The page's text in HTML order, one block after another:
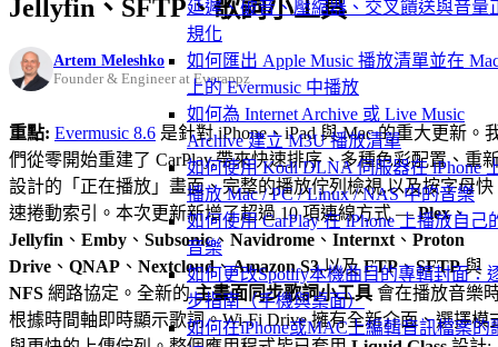
延遲、破音、壓縮器、交叉饋送與音量
規化
如何匯出 Apple Music 播放清單並在
上的 Evermusic 中播放
如何為 Internet Archive 或 Live Music
Archive 建立 M3U 播放清單
如何使用 Kodi DLNA 伺服器在 iPhone
播放 Mac / PC / Linux / NAS 中的音樂
如何使用 CarPlay 在 iPhone 上播放自己
音樂
如何更改Spotify本機曲目的專輯封面：
步指南（手機與桌面）
如何在iPhone或MAC上編輯音訊檔案的
Jellyfin、SFTP、歌詞小工具
Artem Meleshko
Founder & Engineer at Everappz
重點: Evermusic 8.6 是針對 iPhone、iPad 與 Mac 的重大更新。
們從零開始重建了 CarPlay,帶來快速排序、多種色彩配置、重
設計的「正在播放」畫面、完整的播放佇列檢視,以及按字母快
速捲動索引。本次更新新增了超過 10 項連線方式 —Plex、
Jellyfin 、 Emby 、 Subsonic、 Navidrome 、 Internxt 、 Proton
Drive 、 QNAP 、 Nextcloud、Amazon S3,以及FTP、SFTP與
NFS 網路協定。全新的主畫面同步歌詞小工具 會在播放音樂
根據時間軸即時顯示歌詞。Wi-Fi Drive 擁有全新介面、選擇模